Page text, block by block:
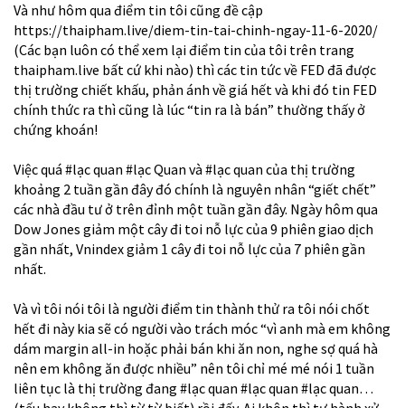
Và như hôm qua điểm tin tôi cũng đề cập
https://thaipham.live/diem-tin-tai-chinh-ngay-11-6-2020/
(Các bạn luôn có thể xem lại điểm tin của tôi trên trang
thaipham.live bất cứ khi nào) thì các tin tức về FED đã được
thị trường chiết khấu, phản ánh về giá hết và khi đó tin FED
chính thức ra thì cũng là lúc “tin ra là bán” thường thấy ở
chứng khoán!
Việc quá #lạcquan #lạcQuan và #lạcquan của thị trường
khoảng 2 tuần gần đây đó chính là nguyên nhân “giết chết”
các nhà đầu tư ở trên đỉnh một tuần gần đây. Ngày hôm qua
Dow Jones giảm một cây đi toi nỗ lực của 9 phiên giao dịch
gần nhất, Vnindex giảm 1 cây đi toi nỗ lực của 7 phiên gần
nhất.
Và vì tôi nói tôi là người điểm tin thành thử ra tôi nói chốt
hết đi này kia sẽ có người vào trách móc “vì anh mà em không
dám margin all-in hoặc phải bán khi ăn non, nghe sợ quá hà
nên em không ăn được nhiều” nên tôi chỉ mé mé nói 1 tuần
liên tục là thị trường đang #lạcquan #lạcquan #lạcquan…